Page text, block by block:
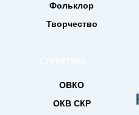
Фольклор
Творчество
ОВКО
ОКВ СКР